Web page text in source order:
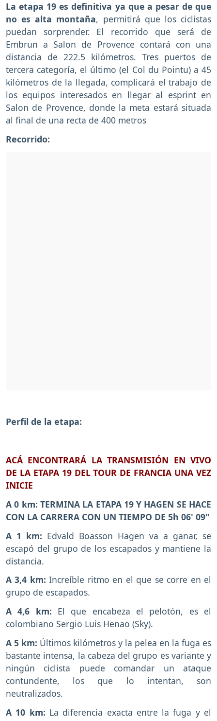
La etapa 19 es definitiva ya que a pesar de que
no es alta montaña, permitirá que los ciclistas
puedan sorprender. El recorrido que será de
Embrun a Salon de Provence contará con una
distancia de 222.5 kilómetros. Tres puertos de
tercera categoría, el último (el Col du Pointu) a 45
kilómetros de la llegada, complicará el trabajo de
los equipos interesados en llegar al esprint en
Salon de Provence, donde la meta estará situada
al final de una recta de 400 metros
Recorrido:
Perfil de la etapa:
ACÁ ENCONTRARÁ LA TRANSMISIÓN EN VIVO
DE LA ETAPA 19 DEL TOUR DE FRANCIA UNA VEZ
INICIE
A 0 km: TERMINA LA ETAPA 19 Y HAGEN SE HACE
CON LA CARRERA CON UN TIEMPO DE 5h 06' 09"
A 1 km: Edvald Boasson Hagen va a ganar, se
escapó del grupo de los escapados y mantiene la
distancia.
A 3,4 km: Increíble ritmo en el que se corre en el
grupo de escapados.
A 4,6 km: El que encabeza el pelotón, es el
colombiano Sergio Luis Henao (Sky).
A 5 km: Últimos kilómetros y la pelea en la fuga es
bastante intensa, la cabeza del grupo es variante y
ningún ciclista puede comandar un ataque
contundente, los que lo intentan, son
neutralizados.
A 10 km: La diferencia exacta entre la fuga y el